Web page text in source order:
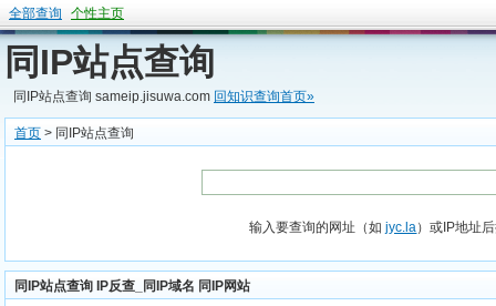
全部查询 个性主页
同IP站点查询
同IP站点查询 sameip.jisuwa.com 回知识查询首页»
首页 > 同IP站点查询
输入要查询的网址（如jyc.la）或IP地址
同IP站点查询 IP反查_同IP域名 同IP网站